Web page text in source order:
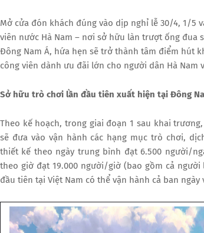
Mở cửa đón khách đúng vào dịp nghỉ lễ 30/4, 1/5
viên nước Hà Nam – nơi sở hữu làn trượt ống đua
Đông Nam Á, hứa hẹn sẽ trở thành tâm điểm hút
công viên dành ưu đãi lớn cho người dân Hà Nam
Sở hữu trò chơi lần đầu tiên xuất hiện tại Đông
Theo kế hoạch, trong giai đoạn 1 sau khai
sẽ đưa vào vận hành các hạng mục trò chơi,
thiết kế theo ngày trung bình đạt 6.500 người/
theo giờ đạt 19.000 người/giờ (bao gồm cả
đầu tiên tại Việt Nam có thể vận hành cả ban ngày